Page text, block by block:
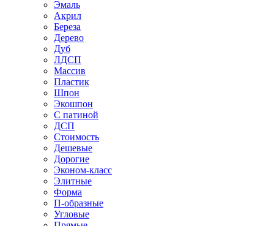
Эмаль
Акрил
Береза
Дерево
Дуб
ЛДСП
Массив
Пластик
Шпон
Экошпон
С патиной
ДСП
Стоимость
Дешевые
Дорогие
Эконом-класс
Элитные
Форма
П-образные
Угловые